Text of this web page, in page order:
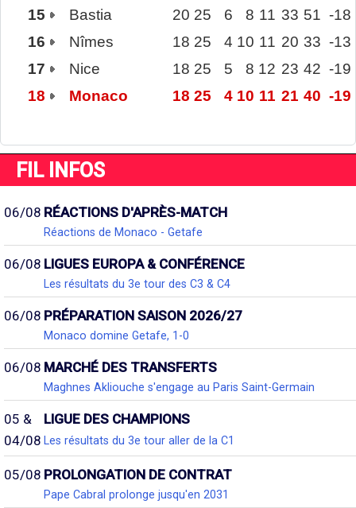
15
Bastia 20 25 6 8 11 33 51 -18
16
Nîmes 18 25 4 10 11 20 33 -13
17
Nice 18 25 5 8 12 23 42 -19
18
Monaco 18 25 4 10 11 21 40 -19
FIL INFOS
06/08 RÉACTIONS D'APRÈS-MATCH
Réactions de Monaco - Getafe
06/08 LIGUES EUROPA & CONFÉRENCE
Les résultats du 3e tour des C3 & C4
06/08 PRÉPARATION SAISON 2026/27
Monaco domine Getafe, 1-0
06/08 MARCHÉ DES TRANSFERTS
Maghnes Akliouche s'engage au Paris Saint-Germain
05 &
04/08
LIGUE DES CHAMPIONS
Les résultats du 3e tour aller de la C1
05/08 PROLONGATION DE CONTRAT
Pape Cabral prolonge jusqu'en 2031